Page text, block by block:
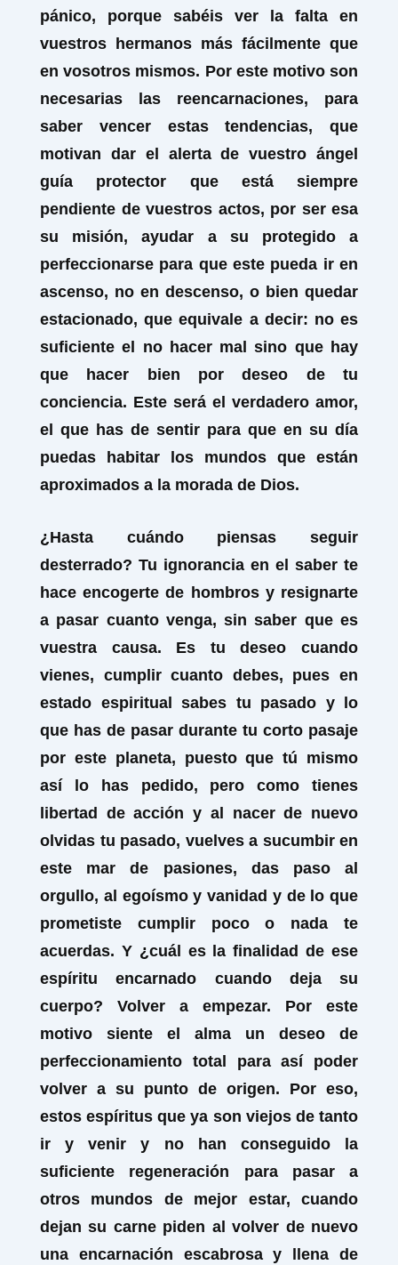
pánico, porque sabéis ver la falta en
vuestros hermanos más fácilmente que
en vosotros mismos. Por este motivo son
necesarias las reencarnaciones, para
saber vencer estas tendencias, que
motivan dar el alerta de vuestro ángel
guía protector que está siempre
pendiente de vuestros actos, por ser esa
su misión, ayudar a su protegido a
perfeccionarse para que este pueda ir en
ascenso, no en descenso, o bien quedar
estacionado, que equivale a decir: no es
suficiente el no hacer mal sino que hay
que hacer bien por deseo de tu
conciencia. Este será el verdadero amor,
el que has de sentir para que en su día
puedas habitar los mundos que están
aproximados a la morada de Dios.
¿Hasta cuándo piensas seguir
desterrado? Tu ignorancia en el saber te
hace encogerte de hombros y resignarte
a pasar cuanto venga, sin saber que es
vuestra causa. Es tu deseo cuando
vienes, cumplir cuanto debes, pues en
estado espiritual sabes tu pasado y lo
que has de pasar durante tu corto pasaje
por este planeta, puesto que tú mismo
así lo has pedido, pero como tienes
libertad de acción y al nacer de nuevo
olvidas tu pasado, vuelves a sucumbir en
este mar de pasiones, das paso al
orgullo, al egoísmo y vanidad y de lo que
prometiste cumplir poco o nada te
acuerdas. Y ¿cuál es la finalidad de ese
espíritu encarnado cuando deja su
cuerpo? Volver a empezar. Por este
motivo siente el alma un deseo de
perfeccionamiento total para así poder
volver a su punto de origen. Por eso,
estos espíritus que ya son viejos de tanto
ir y venir y no han conseguido la
suficiente regeneración para pasar a
otros mundos de mejor estar, cuando
dejan su carne piden al volver de nuevo
una encarnación escabrosa y llena de